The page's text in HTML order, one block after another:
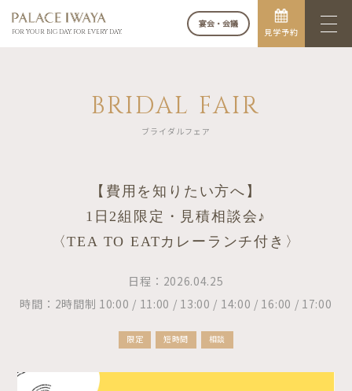
FOR YOUR BIG DAY. FOR EVERY DAY.
宴会・会議
見学予約
BRIDAL FAIR
ブライダルフェア
【費用を知りたい方へ】
1日2組限定・見積相談会♪
〈TEA TO EATカレーランチ付き〉
日程：2026.04.25
時間：2時間制 10:00 / 11:00 / 13:00 / 14:00 / 16:00 / 17:00
限定 短時間 相談